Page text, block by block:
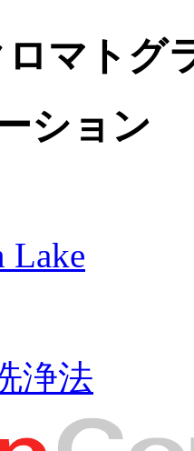
ロマトグ
ション
Lake
浄法